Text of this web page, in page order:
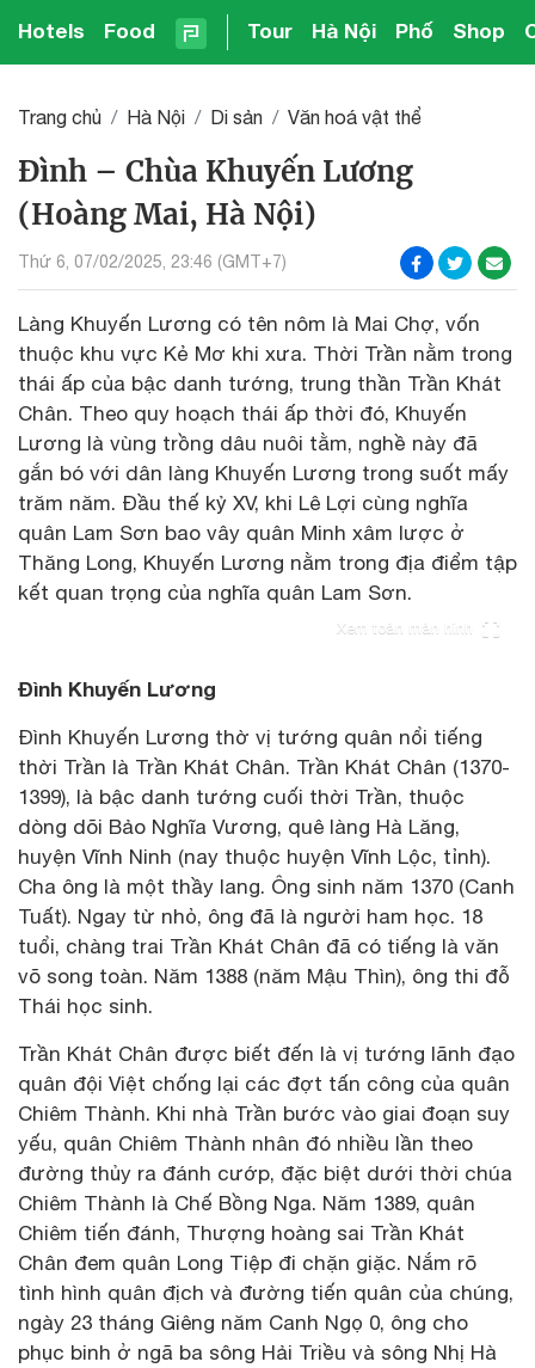
Hotels Food Tour Hà Nội Phố Shop
Trang chủ Hà Nội Di sản Văn hoá vật thể
Đình – Chùa Khuyến Lương
(Hoàng Mai, Hà Nội)
Thứ 6, 07/02/2025, 23:46 (GMT+7)
Làng Khuyến Lương có tên nôm là Mai Chợ, vốn
thuộc khu vực Kẻ Mơ khi xưa. Thời Trần nằm trong
thái ấp của bậc danh tướng, trung thần Trần Khát
Chân. Theo quy hoạch thái ấp thời đó, Khuyến
Lương là vùng trồng dâu nuôi tằm, nghề này đã
gắn bó với dân làng Khuyến Lương trong suốt mấy
trăm năm. Đầu thế kỷ XV, khi Lê Lợi cùng nghĩa
quân Lam Sơn bao vây quân Minh xâm lược ở
Thăng Long, Khuyến Lương nằm trong địa điểm tập
kết quan trọng của nghĩa quân Lam Sơn.
Xem toàn màn hình
Đình Khuyến Lương
Đình Khuyến Lương thờ vị tướng quân nổi tiếng
thời Trần là Trần Khát Chân. Trần Khát Chân (1370-
1399), là bậc danh tướng cuối thời Trần, thuộc
dòng dõi Bảo Nghĩa Vương, quê làng Hà Lăng,
huyện Vĩnh Ninh (nay thuộc huyện Vĩnh Lộc, tỉnh).
Cha ông là một thầy lang. Ông sinh năm 1370 (Canh
Tuất). Ngay từ nhỏ, ông đã là người ham học. 18
tuổi, chàng trai Trần Khát Chân đã có tiếng là văn
võ song toàn. Năm 1388 (năm Mậu Thìn), ông thi đỗ
Thái học sinh.
Trần Khát Chân được biết đến là vị tướng lãnh đạo
quân đội Việt chống lại các đợt tấn công của quân
Chiêm Thành. Khi nhà Trần bước vào giai đoạn suy
yếu, quân Chiêm Thành nhân đó nhiều lần theo
đường thủy ra đánh cướp, đặc biệt dưới thời chúa
Chiêm Thành là Chế Bồng Nga. Năm 1389, quân
Chiêm tiến đánh, Thượng hoàng sai Trần Khát
Chân đem quân Long Tiệp đi chặn giặc. Nắm rõ
tình hình quân địch và đường tiến quân của chúng,
ngày 23 tháng Giêng năm Canh Ngọ 0, ông cho
phục binh ở ngã ba sông Hải Triều và sông Nhị Hà